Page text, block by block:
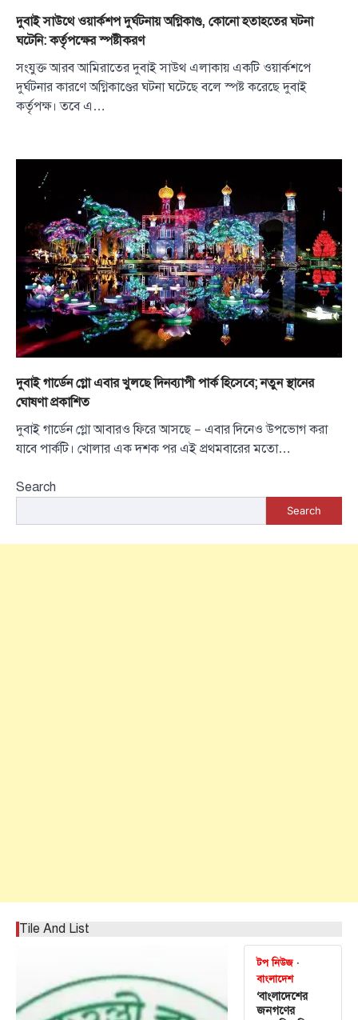
দুবাই সাউথে ওয়ার্কশপ দুর্ঘটনায় অগ্নিকাণ্ড, কোনো হতাহতের ঘটনা
ঘটেনি: কর্তৃপক্ষের স্পষ্টীকরণ
সংযুক্ত আরব আমিরাতের দুবাই সাউথ এলাকায় একটি ওয়ার্কশপে
দুর্ঘটনার কারণে অগ্নিকাণ্ডের ঘটনা ঘটেছে বলে স্পষ্ট করেছে দুবাই
কর্তৃপক্ষ। তবে এ…
দুবাই গার্ডেন গ্লো এবার খুলছে দিনব্যাপী পার্ক হিসেবে; নতুন স্থানের
ঘোষণা প্রকাশিত
দুবাই গার্ডেন গ্লো আবারও ফিরে আসছে — এবার দিনেও উপভোগ করা
যাবে পার্কটি। খোলার এক দশক পর এই প্রথমবারের মতো…
Search
Search
Tile And List
টপ নিউজ
বাংলাদেশ
‘বাংলাদেশের
জনগণের